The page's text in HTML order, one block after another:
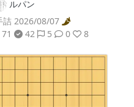
ルパン
詰 2026/08/07
71
42 5 0 8